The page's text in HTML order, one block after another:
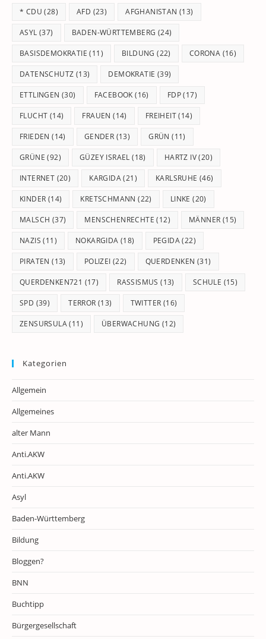
* CDU (28) AFD (23) AFGHANISTAN (13)
ASYL (37) BADEN-WÜRTTEMBERG (24)
BASISDEMOKRATIE (11) BILDUNG (22) CORONA (16)
DATENSCHUTZ (13) DEMOKRATIE (39)
ETTLINGEN (30) FACEBOOK (16) FDP(17)
FLUCHT (14) FRAUEN (14) FREIHEIT(14)
FRIEDEN (14) GENDER (13) GRÜN (11)
GRÜNE (92) GÜZEY ISRAEL (18) HARTZ IV(20)
INTERNET (20) KARGIDA(21) KARLSRUHE (46)
KINDER (14) KRETSCHMANN (22) LINKE (20)
MALSCH (37) MENSCHENRECHTE (12) MÄNNER (15)
NAZIS (11) NOKARGIDA (18) PEGIDA(22)
PIRATEN (13) POLIZEI (22) QUERDENKEN (31)
QUERDENKEN721 (17) RASSISMUS (13) SCHULE (15)
SPD (39) TERROR (13) TWITTER (16)
ZENSURSULA(11) ÜBERWACHUNG (12)
Kategorien
Allgemein
Allgemeines
alter Mann
Anti.AKW
Anti.AKW
Asyl
Baden-Württemberg
Bildung
Bloggen?
BNN
Buchtipp
Bürgergesellschaft